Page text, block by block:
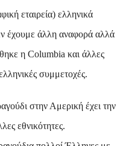
εταιρεία) ελληνικά
έχουμε άλλη αναφορά αλλά
η Columbia και άλλες
συμμετοχές.
στην Αμερική έχει την
εθνικότητες.